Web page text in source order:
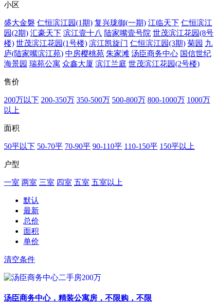
小区
盛大金磐 仁恒滨江园(1期) 复兴珑御(一期) 江临天下 仁恒滨江
园(2期) 汇豪天下 滨江壹十八 陆家嘴壹号院 世茂滨江花园(8号
楼) 世茂滨江花园(1号楼) 滨江凯旋门 仁恒滨江园(3期) 菊园 九
庐(陆家嘴滨江苑) 中房樱桃苑 朱家滩 汤臣商务中心 国信世纪
海景园 瑞苑公寓 众鑫大厦 滨江兰庭 世茂滨江花园(2号楼)
售价
200万以下 200-350万 350-500万 500-800万 800-1000万 1000万
以上
面积
50平以下 50-70平 70-90平 90-110平 110-150平 150平以上
户型
一室 两室 三室 四室 五室 五室以上
默认
最新
总价
面积
单价
清空条件
汤臣商务中心，精装公寓房，不限购，不限